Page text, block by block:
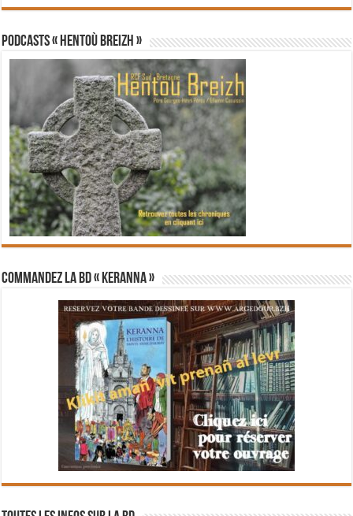
PODCASTS « Hentoù Breizh »
Commandez la BD « Keranna »